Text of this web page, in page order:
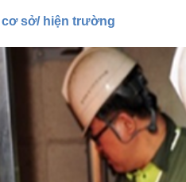
cơ sở/ hiện trường